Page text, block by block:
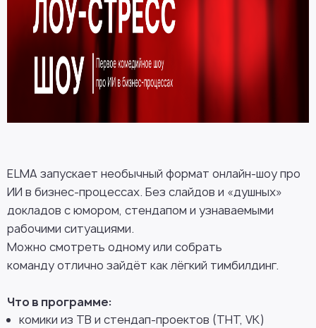
ELMA запускает необычный формат онлайн-шоу про
ИИ в бизнес-процессах. Без слайдов и «душных»
докладов с юмором, стендапом и узнаваемыми
рабочими ситуациями.
Можно смотреть одному или собрать
команду отлично зайдёт как лёгкий тимбилдинг.
Что в программе:
комики из ТВ и стендап-проектов (ТНТ, VK)